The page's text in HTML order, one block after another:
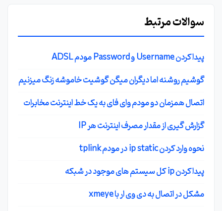
سوالات مرتبط
پیدا کردن Username و Password مودم ADSL
گوشیم روشنه اما دیگران میگن گوشیت خاموشه زنگ میزنیم
اتصال همزمان دو مودم وای فای به یک خط اینترنت مخابرات
گزارش گیری از مقدار مصرف اینترنت هر IP
نحوه وارد کردن ip static در مودم tplink
پیدا کردن ip کل سیستم های موجود در شبکه
مشکل در اتصال به دی وی ار با xmeye